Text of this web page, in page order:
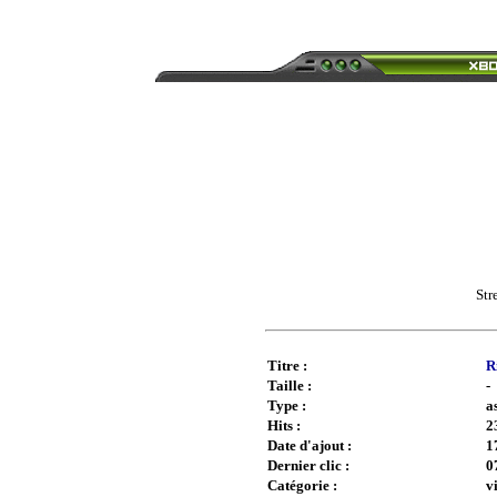
Titre :
Taille :
-
Type :
Hits :
Date d'ajout :
Dernier clic :
Catégorie :